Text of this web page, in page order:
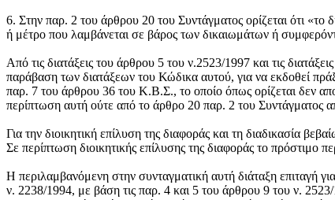
6. Στην παρ. 2 του άρθρου 20 του Συντάγματος ορίζεται ότι «το
ή μέτρο που λαμβάνεται σε βάρος των δικαιωμάτων ή
Από τις διατάξεις του άρθρου 5 του ν.2523/1997 και τις
παράβαση των διατάξεων του Κώδικα αυτού, για να εκδοθεί
παρ. 7 του άρθρου 36 του Κ.Β.Σ., το οποίο όπως ορίζεται δεν
περίπτωση αυτή ούτε από το άρθρο 20 παρ. 2 του Συντάγματος
Για την διοικητική επίλυση της διαφοράς και τη διαδικασία
Σε περίπτωση διοικητικής επίλυσης της διαφοράς το πρόστιμο
Η περιλαμβανόμενη στην συνταγματική αυτή διάταξη επιταγή
ν. 2238/1994, με βάση τις παρ. 4 και 5 του άρθρου 9 του ν. 2523/